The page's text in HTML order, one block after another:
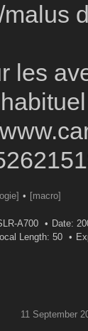
les
[macro]
A700 Date:
Length: 50
11 September